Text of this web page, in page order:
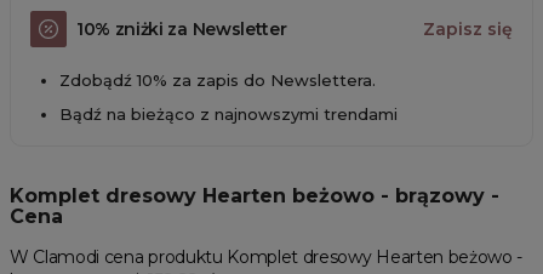
10% zniżki za Newsletter Zapisz się
Zdobądź 10% za zapis do Newslettera.
Bądź na bieżąco z najnowszymi trendami
Komplet dresowy Hearten beżowo - brązowy -
Cena
W Clamodi cena produktu Komplet dresowy Hearten beżowo -